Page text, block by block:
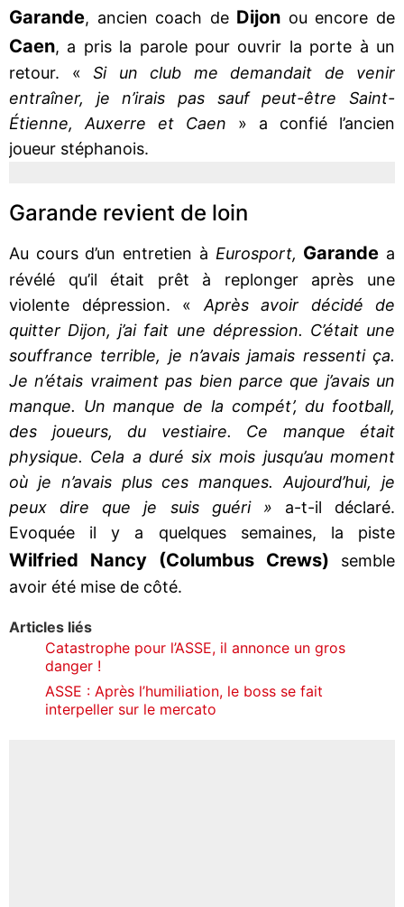
Garande, ancien coach de Dijon ou encore de
Caen, a pris la parole pour ouvrir la porte à un
retour. « Si un club me demandait de venir
entraîner, je n’irais pas sauf peut-être Saint-
Étienne, Auxerre et Caen » a confié l’ancien
joueur stéphanois.
Garande revient de loin
Au cours d’un entretien à Eurosport, Garande a
révélé qu’il était prêt à replonger après une
violente dépression. « Après avoir décidé de
quitter Dijon, j’ai fait une dépression. C’était une
souffrance terrible, je n’avais jamais ressenti ça.
Je n’étais vraiment pas bien parce que j’avais un
manque. Un manque de la compét’, du football,
des joueurs, du vestiaire. Ce manque était
physique. Cela a duré six mois jusqu’au moment
où je n’avais plus ces manques. Aujourd’hui, je
peux dire que je suis guéri » a-t-il déclaré.
Evoquée il y a quelques semaines, la piste
Wilfried Nancy (Columbus Crews) semble
avoir été mise de côté.
Articles liés
Catastrophe pour l’ASSE, il annonce un gros
danger !
ASSE : Après l’humiliation, le boss se fait
interpeller sur le mercato